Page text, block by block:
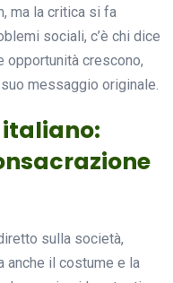
ma la critica si fa
sociali, c’è chi dice
opportunità crescono,
messaggio originale.
sulla società,
anche il costume e la